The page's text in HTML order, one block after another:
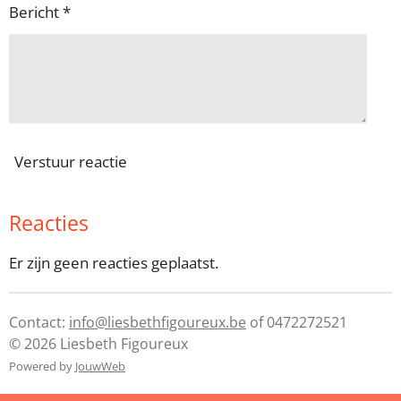
Bericht *
Verstuur reactie
Reacties
Er zijn geen reacties geplaatst.
Contact: info@liesbethfigoureux.be of 0472272521
© 2026 Liesbeth Figoureux
Powered by JouwWeb